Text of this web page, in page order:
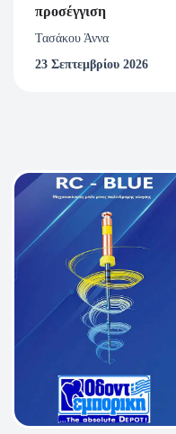
προσέγγιση
Τασάκου Άννα
23 Σεπτεμβρίου 2026